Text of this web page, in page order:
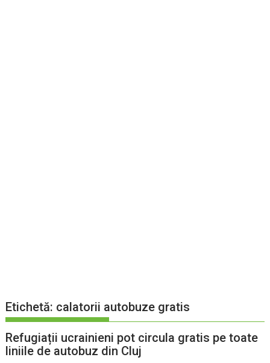
Etichetă: calatorii autobuze gratis
Refugiații ucrainieni pot circula gratis pe toate
liniile de autobuz din Cluj